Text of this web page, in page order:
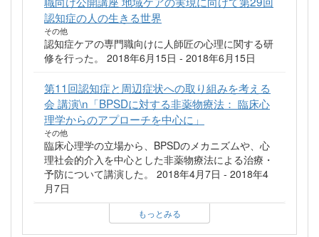
認知症の人の生きる世界
その他
認知症ケアの専門職向けに人師匠の心理に関する研
修を行った。 2018年6月15日 - 2018年6月15日
第11回認知症と周辺症状への取り組みを考える
会 講演\n「BPSDに対する非薬物療法： 臨床心
理学からのアプローチを中心に」
その他
臨床心理学の立場から、BPSDのメカニズムや、心
理社会的介入を中心とした非薬物療法による治療・
予防について講演した。 2018年4月7日 - 2018年4
月7日
もっとみる